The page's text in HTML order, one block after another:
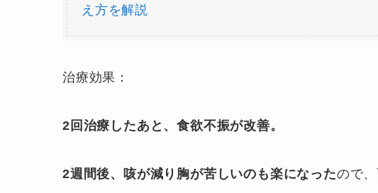
え方を解説
治療効果：
2回治療したあと、食欲不振が改善。
2週間後、咳が減り胸が苦しいのも楽になったので